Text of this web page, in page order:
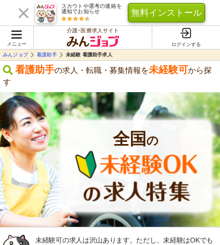
スカウトや選考の連絡を
通知でお知らせ
無料インストール
メニュー
介護･医療求人サイト
ログインする
みんジョブ
看護助手 未経験 看護助手求人
看護助手の求人・転職・募集情報を未経験可から探
す
全国 の
未経験可の求人は沢山あります。ただし、未経験はOKでも